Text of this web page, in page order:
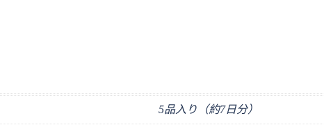
5品入り（約7日分）